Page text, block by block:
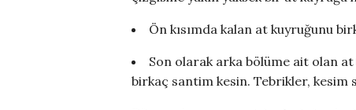
Ön kısımda kalan at kuyruğunu
Son olarak arka bölüme ait olan
birkaç santim kesin. Tebrikler, kesim